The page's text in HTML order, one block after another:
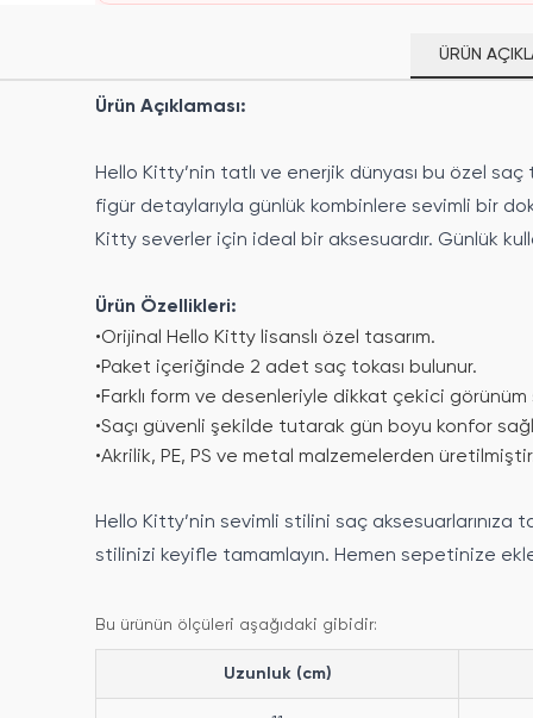
ÜRÜN
Ürün Açıklaması:
Hello Kitty’nin tatlı ve enerjik dünyası bu özel
figür detaylarıyla günlük kombinlere sevimli bir
Kitty severler için ideal bir aksesuardır. Günlük
Ürün Özellikleri:
•Orijinal Hello Kitty lisanslı özel tasarım.
•Paket içeriğinde 2 adet saç tokası bulunur.
•Farklı form ve desenleriyle dikkat çekici görünüm
•Saçı güvenli şekilde tutarak gün boyu konfor
•Akrilik, PE, PS ve metal malzemelerden
Hello Kitty’nin sevimli stilini saç aksesuarlarınıza
stilinizi keyifle tamamlayın. Hemen sepetinize
Bu ürünün ölçüleri aşağıdaki gibidir:
Uzunluk (cm)